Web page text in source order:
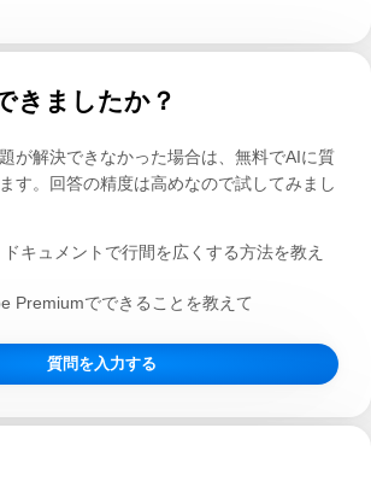
きましたか？
が解決できなかった場合は、無料でAIに質
す。回答の精度は高めなので試してみまし
キュメントで行間を広くする方法を教え
Premiumでできることを教えて
質問を入力する